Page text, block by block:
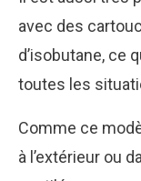
avec des
d’isobutane, ce
toutes les
Comme ce
à l’extérieur ou